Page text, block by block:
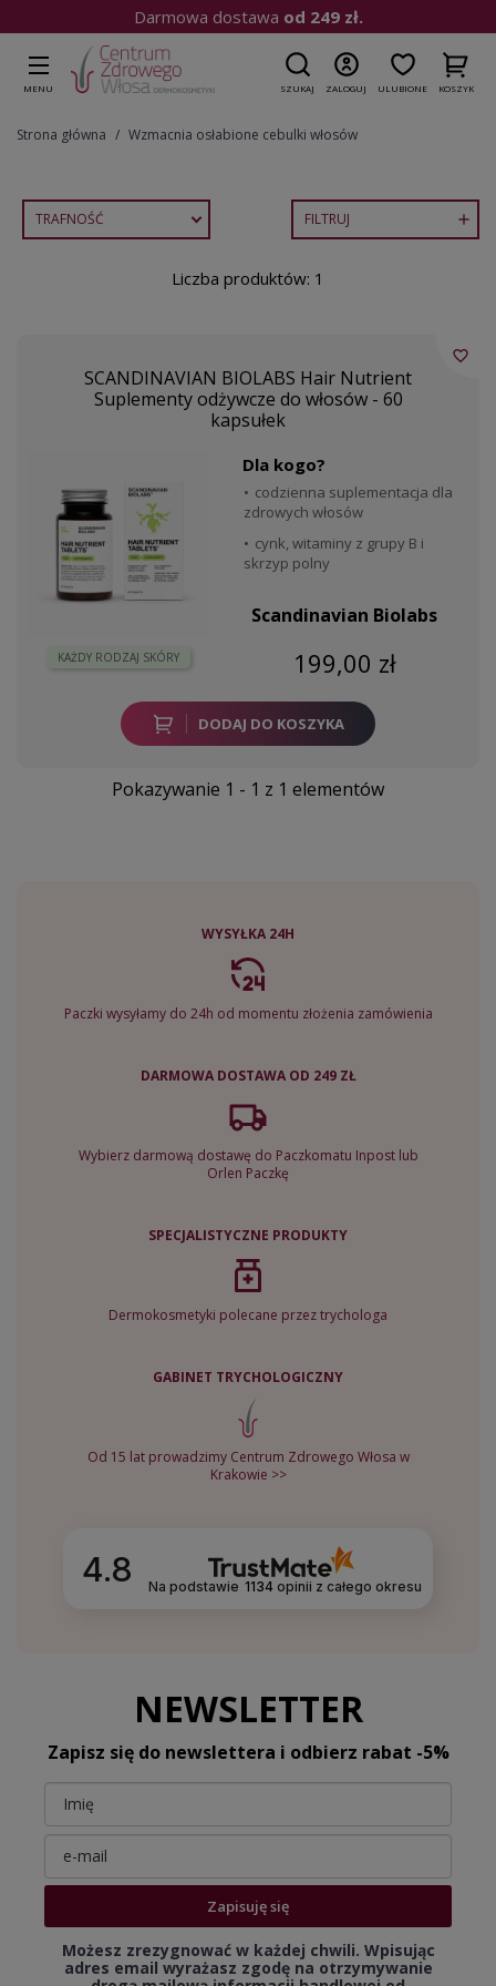
Darmowa dostawa od 249 zł.
MENU SZUKAJ ZALOGUJ ULUBIONE KOSZYK
Strona główna Wzmacnia osłabione cebulki włosów
TRAFNOŚĆ FILTRUJ 
Liczba produktów: 1
SCANDINAVIAN BIOLABS Hair Nutrient
Suplementy odżywcze do włosów - 60
kapsułek
KAŻDY RODZAJ SKÓRY
Dla kogo?
codzienna suplementacja dla
zdrowych włosów
cynk, witaminy z grupy B i
skrzyp polny
Scandinavian Biolabs
199,00 zł
DODAJ DO KOSZYKA
favorite_border
Pokazywanie 1 - 1 z 1 elementów
WYSYŁKA 24H
Paczki wysyłamy do 24h od momentu złożenia zamówienia
DARMOWA DOSTAWA OD 249 ZŁ
Wybierz darmową dostawę do Paczkomatu Inpost lub
Orlen Paczkę
SPECJALISTYCZNE PRODUKTY
Dermokosmetyki polecane przez trychologa
GABINET TRYCHOLOGICZNY
Od 15 lat prowadzimy Centrum Zdrowego Włosa w
Krakowie >>
4.8 Na podstawie 1134opinii z całego okresu
NEWSLETTER
Zapisz się do newslettera i odbierz rabat -5%
Zapisuję się
Możesz zrezygnować w każdej chwili. Wpisując
adres email wyrażasz zgodę na otrzymywanie